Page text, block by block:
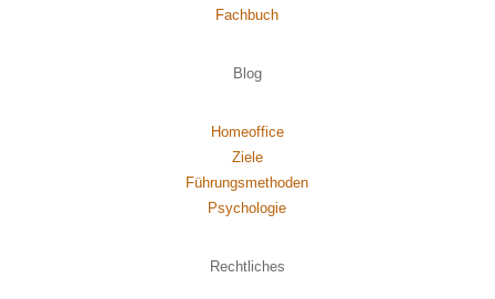
Fachbuch
Blog
Homeoffice
Ziele
Führungsmethoden
Psychologie
Rechtliches